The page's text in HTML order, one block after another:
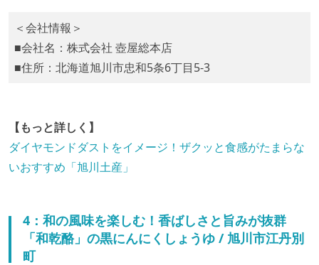
＜会社情報＞
■会社名：株式会社 壺屋総本店
■住所：北海道旭川市忠和5条6丁目5-3
【もっと詳しく】
ダイヤモンドダストをイメージ！ザクッと食感がたまらな
いおすすめ「旭川土産」
4：和の風味を楽しむ！香ばしさと旨みが抜群
「和乾酪」の黒にんにくしょうゆ / 旭川市江丹別
町